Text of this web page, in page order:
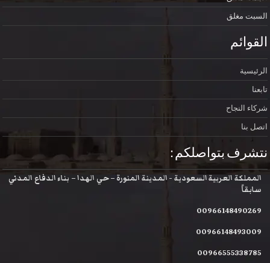
السبت مغلق
القوائم
الرئيسية
تابعنا
شركاء النجاح
اتصل بنا
نتشرف بتواصلكم :
المملكة العربية السعودية - المدينة المنورة – حي الهدا – بناء الدفاع المدني
سابقاً
00966148490269
00966148493009
00966555338785